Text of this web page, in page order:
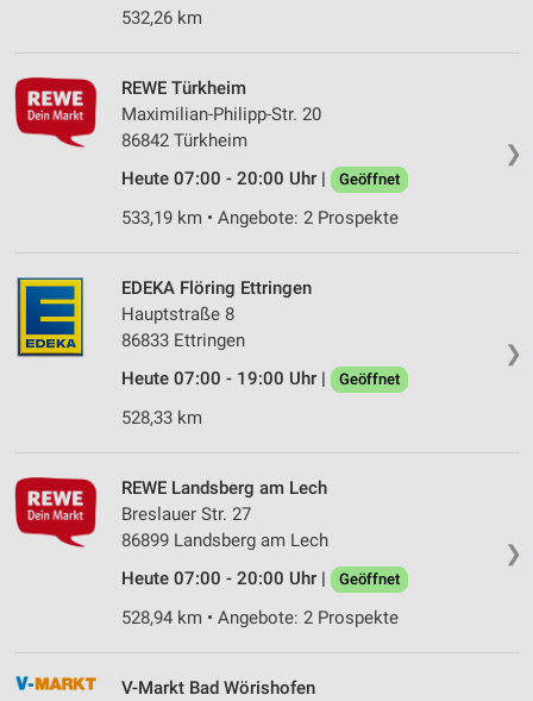
532,26 km
❯
REWE Türkheim
Maximilian-Philipp-Str. 20
86842 Türkheim
Heute 07:00 - 20:00 Uhr |
Geöffnet
533,19 km • Angebote: 2 Prospekte
❯
EDEKA Flöring Ettringen
Hauptstraße 8
86833 Ettringen
Heute 07:00 - 19:00 Uhr |
Geöffnet
528,33 km
❯
REWE Landsberg am Lech
Breslauer Str. 27
86899 Landsberg am Lech
Heute 07:00 - 20:00 Uhr |
Geöffnet
528,94 km • Angebote: 2 Prospekte
V-Markt Bad Wörishofen